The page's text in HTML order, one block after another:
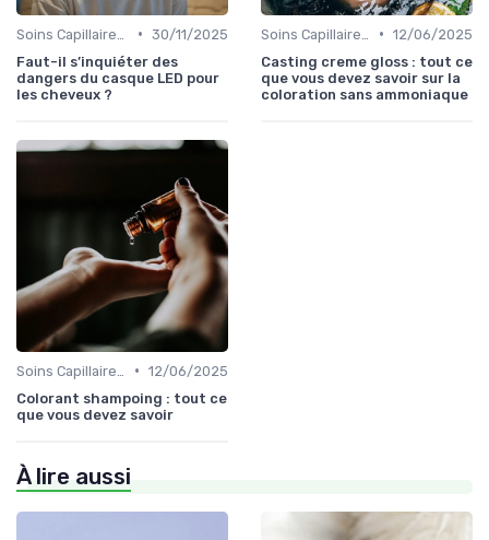
• 30/11/2025
Faut-il s’inquiéter des
dangers du casque LED pour
les cheveux ?
• 12/06/2025
Casting creme gloss : tout ce
que vous devez savoir sur la
coloration sans ammoniaque
• 12/06/2025
Colorant shampoing : tout ce
que vous devez savoir
À lire aussi